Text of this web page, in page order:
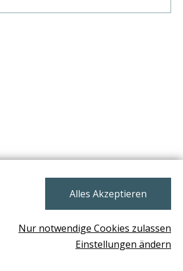
Alles Akzeptieren
Nur notwendige Cookies zulassen
Einstellungen ändern